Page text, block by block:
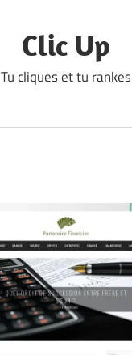
Clic Up
Tu cliques et tu rankes